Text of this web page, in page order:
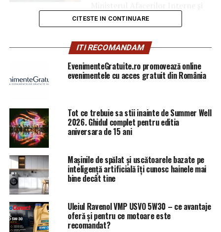
Poliție.
Întâlnirea a avut loc în parcul Herăstrău din București,
pe malul lacului Herăstrău lângă podul construit pentru
R.: Bună seara!
A.F.: Bună seara!
R.: În ce calitate ați venit la aceată întâlnire (râde)? Că
am observat că activați în mai multe planuri: jurnalism,
sindicalism, consilier juridic?
A.F.: În funcție de întrebări, vă asigur că voi răspunde,
pe cât posibil, doar în termeni referitori la aspecte de
ordin juridic și sindical. Voi încerca să nu amestec
jurnalismul cu celelalte două. În prezent, consider că
această calitate de lider sindical teritorial nu mi se mai
CITESTE IN CONTINUARE
ITI RECOMANDAM
EvenimenteGratuite.ro promovează online
evenimentele cu acces gratuit din România
Tot ce trebuie sa stii inainte de Summer Well
2026. Ghidul complet pentru editia
aniversara de 15 ani
Mașinile de spălat și uscătoarele bazate pe
inteligență artificială îți cunosc hainele mai
bine decât tine
Uleiul Ravenol VMP USVO 5W30 – ce avantaje
oferă și pentru ce motoare este
recomandat?